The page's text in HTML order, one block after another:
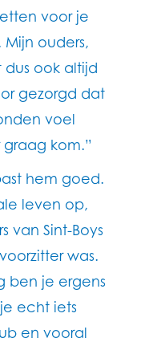
voor je
ouders,
dus ook altijd
gezorgd dat
voel
kom.”
hem goed.
leven op,
van Sint-Boys
was.
ben je ergens
echt iets
en vooral